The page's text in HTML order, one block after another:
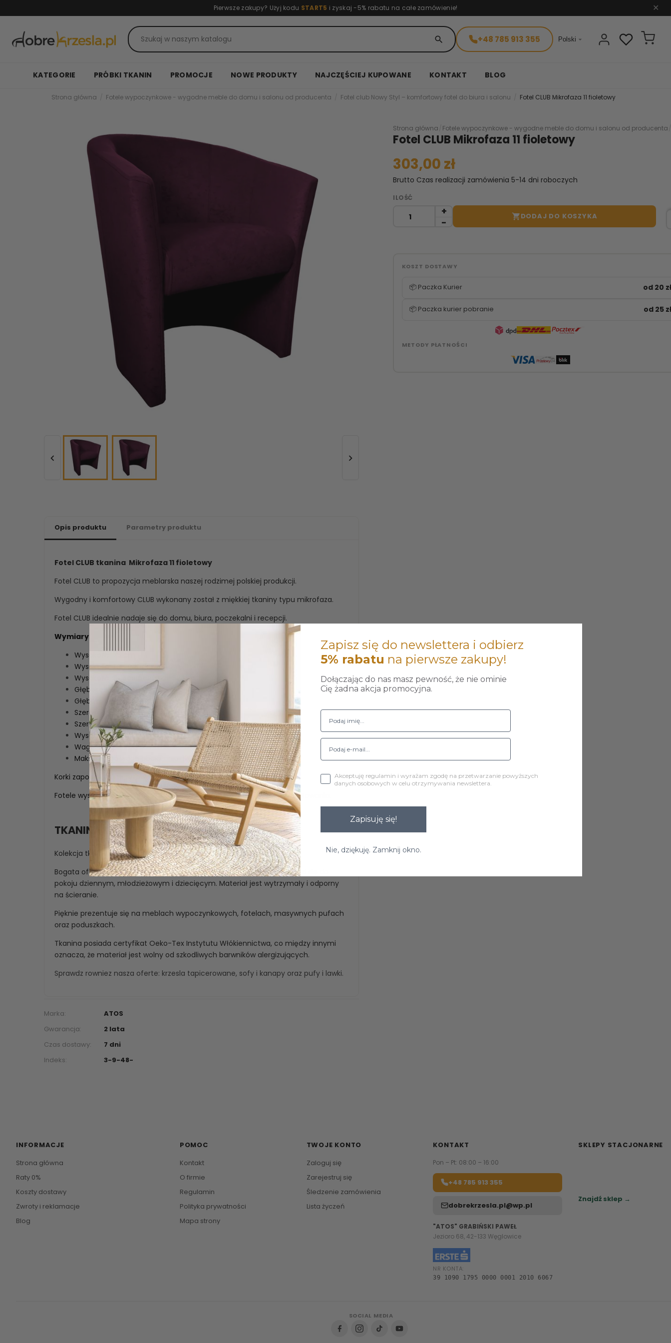
Pierwsze zakupy? Użyj kodu START5 i zyskaj -5% rabatu na całe zamówienie! ✕
search +48 785 913 355 Polski 
KATEGORIE PRÓBKI TKANIN PROMOCJE NOWE PRODUKTY NAJCZĘŚCIEJ KUPOWANE KONTAKT BLOG
Strona główna Fotele wypoczynkowe - wygodne meble do domu i salonu od producenta Fotel club Nowy Styl – komfortowy fotel do biura i salonu Fotel CLUB Mikrofaza 11 fioletowy
 
Strona główna Fotele wypoczynkowe - wygodne meble do domu i salonu od producenta
Fotel CLUB Mikrofaza 11 fioletowy
303,00 zł
Brutto Czas realizacji zamówienia 5-14 dni roboczych
ILOŚĆ
DODAJ DO KOSZYKA
KOSZT DOSTAWY
📦 Paczka Kurier od 20
📦 Paczka kurier pobranie od 25
METODY PŁATNOŚCI
Opis produktu Parametry produktu
Fotel CLUB tkanina Mikrofaza 11 fioletowy
Fotel CLUB to propozycja meblarska naszej rodzimej polskiej produkcji.
Wygodny i komfortowy CLUB wykonany został z miękkiej tkaniny typu mikrofaza.
Fotel CLUB idealnie nadaje się do domu, biura, poczekalni i recepcji.
Wymiary:
Wysokość: 75 cm,
Wysokość do siedziska: 44 cm,
Wysokość do podłokietnika: 62 cm,
Głębokość: 60 cm,
Głębokość siedziska: 49 cm,
Szerokość: 65 cm,
Szerokość siedziska: 46 cm,
Wysokość oparcia: 34 cm,
Waga: 13 kg,
Maksymalna waga obciążenia: 120 kg.
Korki zapobiegające rysowaniu podłogi zamontowane są w fotelach.
Fotele wysyłane są w całości. Brak dodatkowych elementów do zamontowania.
TKANINA MIKROFAZA
Kolekcja tkanin Mikrofaza to przyjemna w dotyku tkaniną.
Bogata oferta głęboko nasyconych propozycji kolorystycznych sprawdzi się do
pokoju dziennym, młodzieżowym i dziecięcym. Materiał jest wytrzymały i odporny
na ścieranie.
Pięknie prezentuje się na meblach wypoczynkowych, fotelach, masywnych pufach
oraz poduszkach.
Tkanina posiada certyfikat Oeko-Tex Instytutu Włókiennictwa, co między innymi
oznacza, że materiał jest wolny od szkodliwych barwników alergizujących.
Sprawdz rowniez nasza oferte: krzesla tapicerowane, sofy i kanapy oraz pufy i lawki.
Marka:
ATOS
Gwarancja:
2 lata
Czas dostawy:
7 dni
Indeks:
3-9-48-
INFORMACJE
Strona główna
Raty 0%
Koszty dostawy
Zwroty i reklamacje
Blog
POMOC
Kontakt
O firmie
Regulamin
Polityka prywatności
Mapa strony
TWOJE KONTO
Zaloguj się
Zarejestruj się
Śledzenie zamówienia
Lista życzeń
KONTAKT
Pon – Pt: 08:00 – 16:00
+48 785 913 355
dobrekrzesla.pl@wp.pl
"ATOS" GRABIŃSKI PAWEŁ
Jezioro 68, 42-133 Węglowice
NR KONTA:
39 1090 1795 0000 0001 2010 6067
SKLEPY STACJONARNE
Znajdź sklep →
SOCIAL MEDIA
Zapisz się do newslettera i odbierz
5% rabatu na pierwsze zakupy!
Dołączając do nas masz pewność, że nie ominie
Cię żadna akcja promocyjna.
Akceptuję regulamin i wyrażam zgodę na przetwarzanie powyższych
danych osobowych w celu otrzymywania newslettera.
Zapisuję się!
Nie, dziękuję. Zamknij okno.